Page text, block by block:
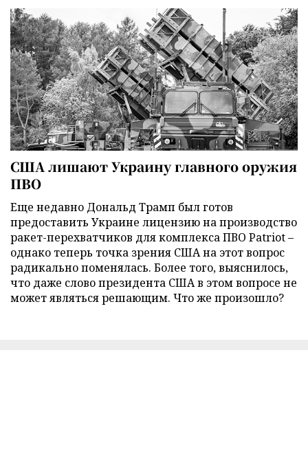
США лишают Украину главного оружия
ПВО
Еще недавно Дональд Трамп был готов
предоставить Украине лицензию на производство
ракет-перехватчиков для комплекса ПВО Patriot –
однако теперь точка зрения США на этот вопрос
радикально поменялась. Более того, выяснилось,
что даже слово президента США в этом вопросе не
может являться решающим. Что же произошло?